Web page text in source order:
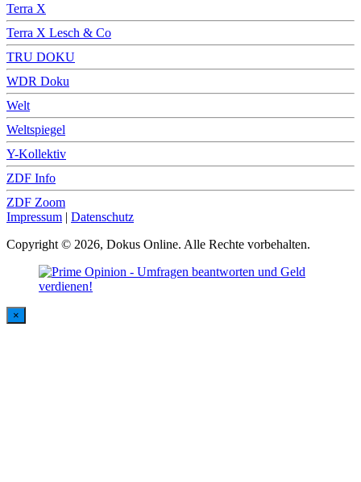
Terra X
Terra X Lesch & Co
TRU DOKU
WDR Doku
Welt
Weltspiegel
Y-Kollektiv
ZDF Info
ZDF Zoom
Impressum | Datenschutz
Copyright © 2026, Dokus Online. Alle Rechte vorbehalten.
×